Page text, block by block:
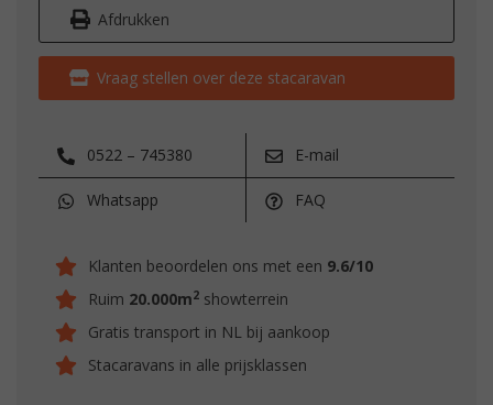
Afdrukken
Vraag stellen over deze stacaravan
0522 – 745380 E-mail
Whatsapp FAQ
Klanten beoordelen ons met een 9.6/10
Ruim 20.000m2 showterrein
Gratis transport in NL bij aankoop
Stacaravans in alle prijsklassen